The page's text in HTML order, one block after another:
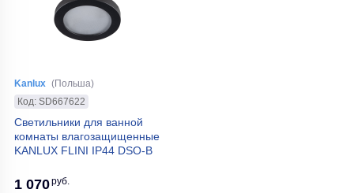
Kanlux (Польша)
Код: SD667622
Светильники для ванной
комнаты влагозащищенные
KANLUX FLINI IP44 DSO-B
1 070руб.